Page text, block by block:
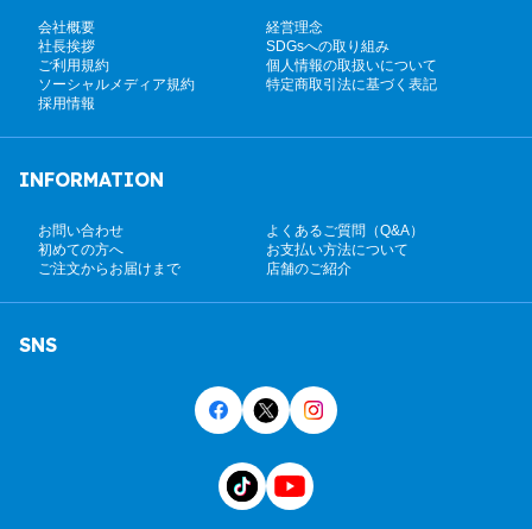
会社概要
経営理念
社長挨拶
SDGsへの取り組み
ご利用規約
個人情報の取扱いについて
ソーシャルメディア規約
特定商取引法に基づく表記
採用情報
INFORMATION
お問い合わせ
よくあるご質問（Q&A）
初めての方へ
お支払い方法について
ご注文からお届けまで
店舗のご紹介
SNS